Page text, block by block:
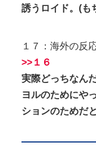
誘うロイド。(も
１７：海外の反
>>１６
実際どっちなん
ヨルのためにや
ションのためだ